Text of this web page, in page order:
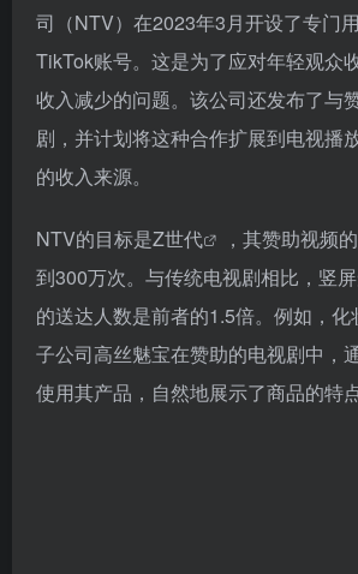
司（NTV）在2023年3月开设了专门
TikTok账号。这是为了应对年轻观众
收入减少的问题。该公司还发布了与
剧，并计划将这种合作扩展到电视播
的收入来源。
NTV的目标是Z世代
，其赞助视频
到300万次。与传统电视剧相比，竖
的送达人数是前者的1.5倍。例如，
子公司高丝魅宝在赞助的电视剧中，
使用其产品，自然地展示了商品的特